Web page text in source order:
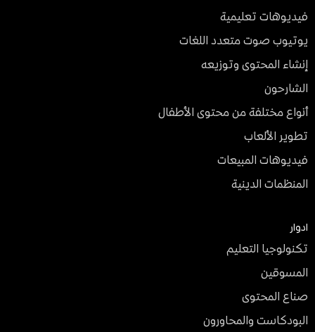
فيديوهات تعليمية
يوتيوب صوت متعدد اللغات
إنشاء المحتوى وتوزيعه
الشارحون
أنواع مختلفة من محتوى الأطفال
تطوير الألعاب
فيديوهات المبيعات
المنظمات الدينية
ادوار
تكنولوجيا التعليم
المسوقين
صناع المحتوى
البودكاست والمحاورون